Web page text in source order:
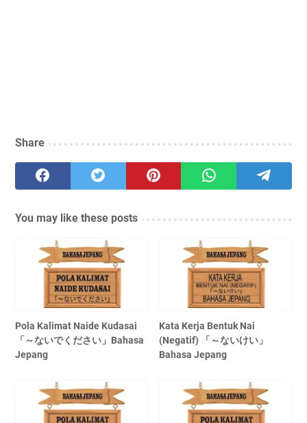
Share
You may like these posts
Pola Kalimat Naide Kudasai
「～ないでください」Bahasa
Jepang
Kata Kerja Bentuk Nai
(Negatif) 「～ないけい」
Bahasa Jepang